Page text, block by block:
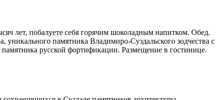
лет, побалуете себя горячим шоколадным напитком. Обед.
памятника Владимиро-Суздальского зодчества с
русской фортификации. Размещение в гостинице.